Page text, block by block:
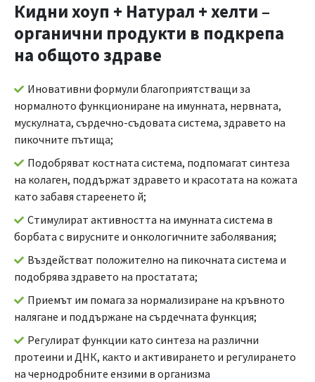
Кидни хоуп + Натурал + хелти –
органични продукти в подкрепа
на общото здраве
Иновативни формули благоприятстващи за
нормалното функциониране на имунната, нервната,
мускулната, сърдечно-съдовата система, здравето на
пикочните пътища;
Подобряват костната система, подпомагат синтеза
на колаген, поддържат здравето и красотата на кожата
като забавя стареенето й;
Стимулират активността на имунната система в
борбата с вирусните и онкологичните заболявания;
Въздействат положително на пикочната система и
подобрява здравето на простатата;
Приемът им помага за нормализиране на кръвното
налягане и поддържане на сърдечната функция;
Регулират функции като синтеза на различни
протеини и ДНК, както и активирането и регулирането
на чернодробните ензими в организма